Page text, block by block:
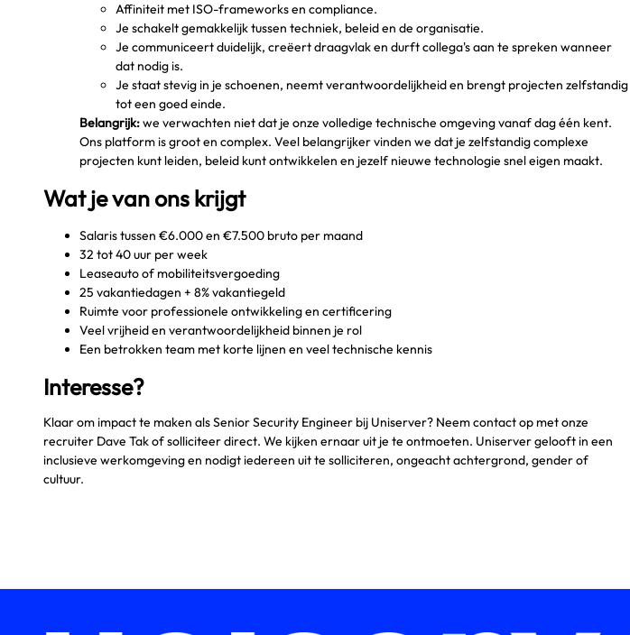
Affiniteit met ISO-frameworks en compliance.
Je schakelt gemakkelijk tussen techniek, beleid en de organisatie.
Je communiceert duidelijk, creëert draagvlak en durft collega's aan te spreken wanneer
dat nodig is.
Je staat stevig in je schoenen, neemt verantwoordelijkheid en brengt projecten zelfstandig
tot een goed einde.
Belangrijk:we verwachten niet dat je onze volledige technische omgeving vanaf dag één kent.
Ons platform is groot en complex. Veel belangrijker vinden we dat je zelfstandig complexe
projecten kunt leiden, beleid kunt ontwikkelen en jezelf nieuwe technologie snel eigen maakt.
Wat je van ons krijgt
Salaris tussen €6.000 en €7.500 bruto per maand
32 tot 40 uur per week
Leaseauto of mobiliteitsvergoeding
25 vakantiedagen + 8% vakantiegeld
Ruimte voor professionele ontwikkeling en certificering
Veel vrijheid en verantwoordelijkheid binnen je rol
Een betrokken team met korte lijnen en veel technische kennis
Interesse?
Klaar om impact te maken als Senior Security Engineer bij Uniserver? Neem contact op met onze
recruiter Dave Tak of solliciteer direct. We kijken ernaar uit je te ontmoeten. Uniserver gelooft in een
inclusieve werkomgeving en nodigt iedereen uit te solliciteren, ongeacht achtergrond, gender of
cultuur.